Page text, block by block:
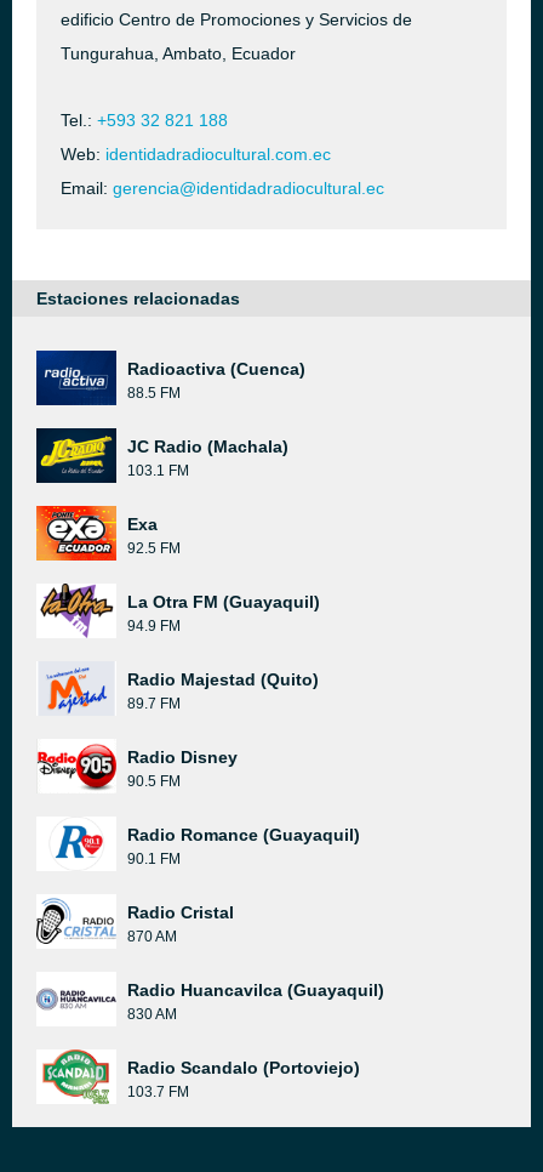
edificio Centro de Promociones y Servicios de
Tungurahua, Ambato, Ecuador
Tel.: +593 32 821 188
Web: identidadradiocultural.com.ec
Email: gerencia@identidadradiocultural.ec
Estaciones relacionadas
Radioactiva (Cuenca)
88.5 FM
JC Radio (Machala)
103.1 FM
Exa
92.5 FM
La Otra FM (Guayaquil)
94.9 FM
Radio Majestad (Quito)
89.7 FM
Radio Disney
90.5 FM
Radio Romance (Guayaquil)
90.1 FM
Radio Cristal
870 AM
Radio Huancavilca (Guayaquil)
830 AM
Radio Scandalo (Portoviejo)
103.7 FM